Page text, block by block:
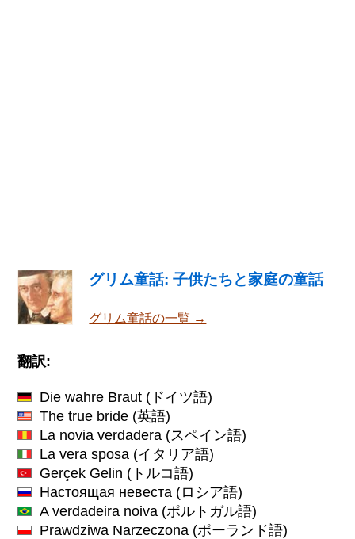
グリム童話: 子供たちと家庭の童話
グリム童話の一覧 →
翻訳:
Die wahre Braut (ドイツ語)
The true bride (英語)
La novia verdadera (スペイン語)
La vera sposa (イタリア語)
Gerçek Gelin (トルコ語)
Настоящая невеста (ロシア語)
A verdadeira noiva (ポルトガル語)
Prawdziwa Narzeczona (ポーランド語)